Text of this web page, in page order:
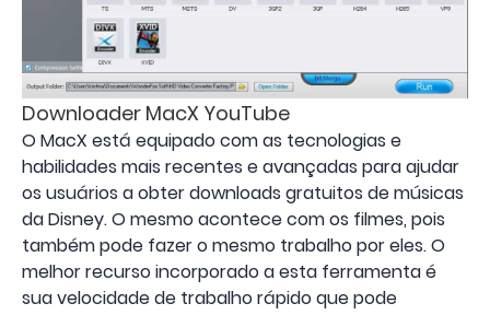
Downloader MacX YouTube
O MacX está equipado com as tecnologias e
habilidades mais recentes e avançadas para ajudar
os usuários a obter downloads gratuitos de músicas
da Disney. O mesmo acontece com os filmes, pois
também pode fazer o mesmo trabalho por eles. O
melhor recurso incorporado a esta ferramenta é
sua velocidade de trabalho rápido que pode